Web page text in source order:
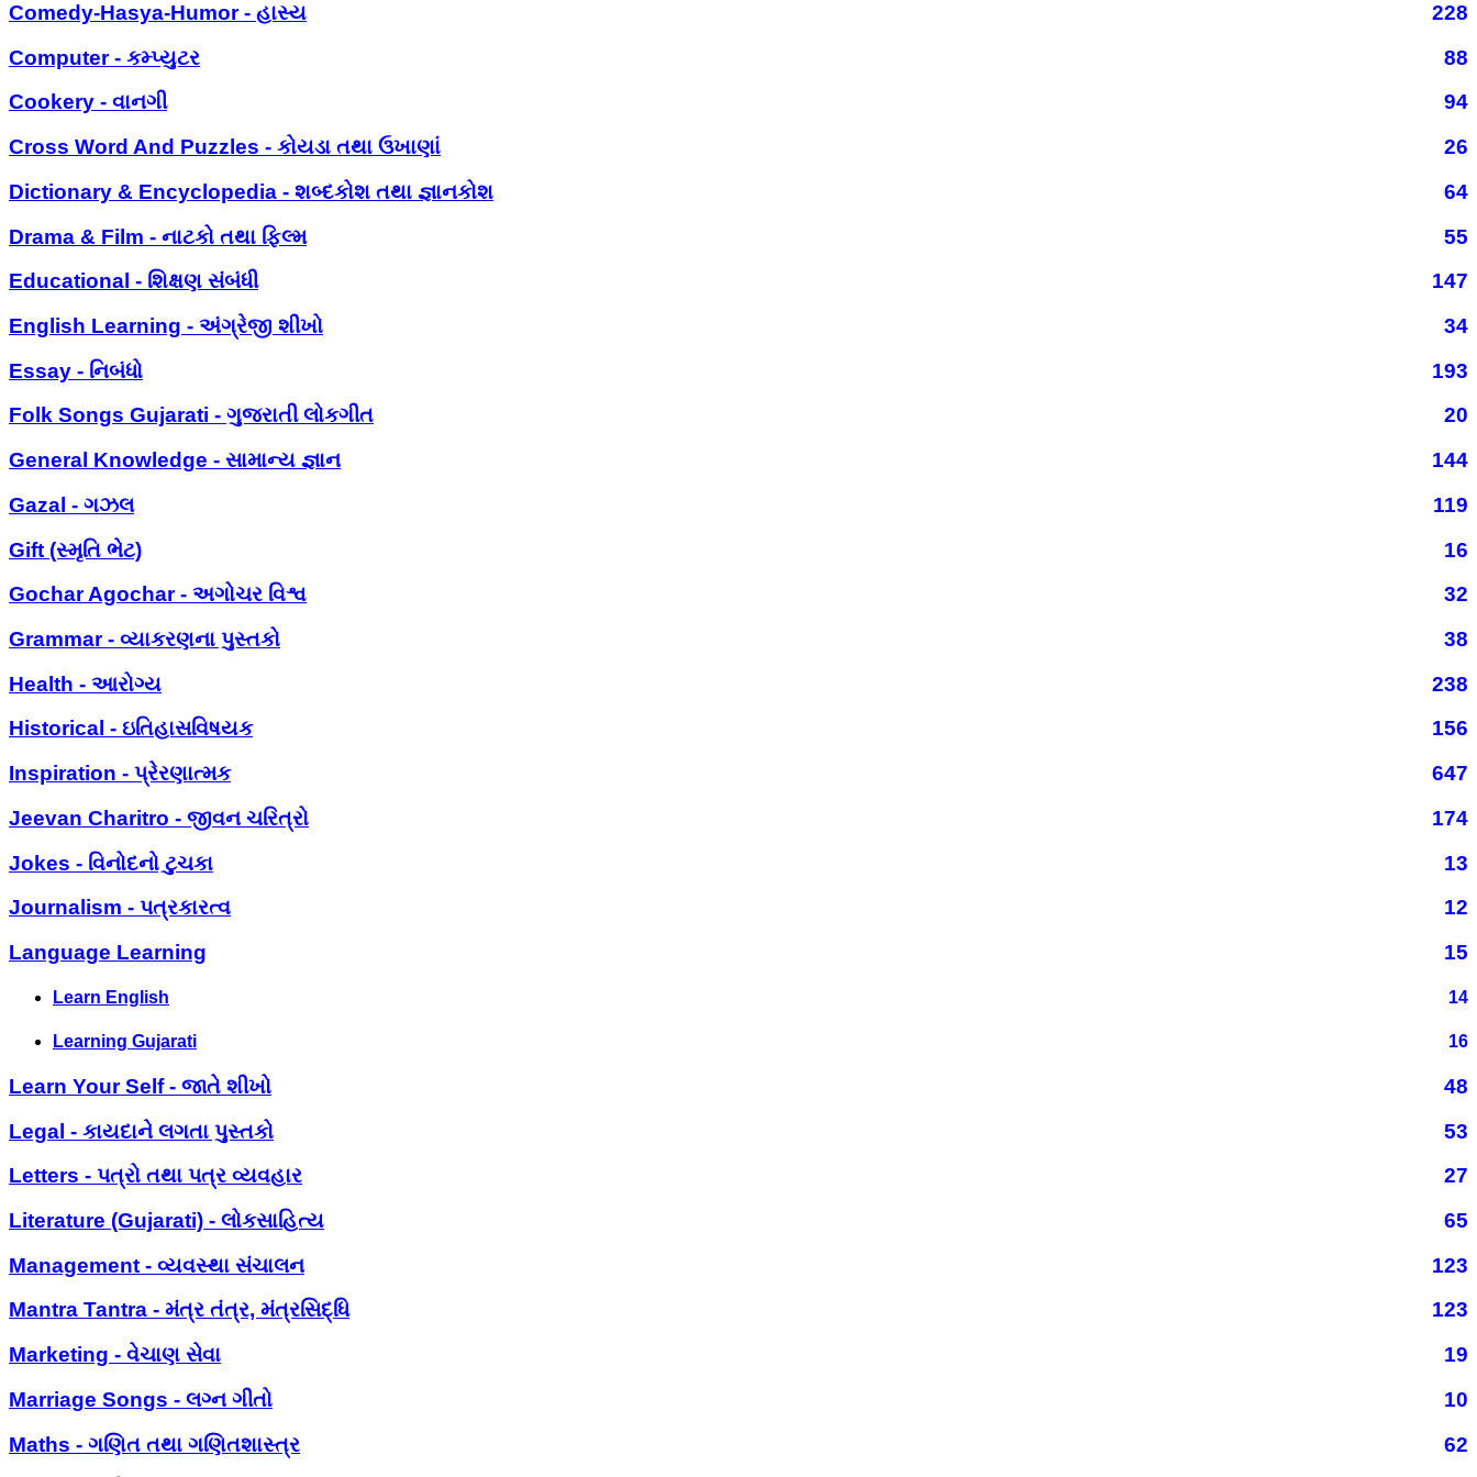
Comedy-Hasya-Humor - હાસ્ય
228
Computer - કમ્પ્યુટર
88
Cookery - વાનગી
94
Cross Word And Puzzles - કોયડા તથા ઉખાણાં
26
Dictionary & Encyclopedia - શબ્દકોશ તથા જ્ઞાનકોશ
64
Drama & Film - નાટકો તથા ફિલ્મ
55
Educational - શિક્ષણ સંબંધી
147
English Learning - અંગ્રેજી શીખો
34
Essay - નિબંધો
193
Folk Songs Gujarati - ગુજરાતી લોકગીત
20
General Knowledge - સામાન્ય જ્ઞાન
144
Gazal - ગઝલ
119
Gift (સ્મૃતિ ભેટ)
16
Gochar Agochar - અગોચર વિશ્વ
32
Grammar - વ્યાકરણના પુસ્તકો
38
Health - આરોગ્ય
238
Historical - ઇતિહાસવિષયક
156
Inspiration - પ્રેરણાત્મક
647
Jeevan Charitro - જીવન ચરિત્રો
174
Jokes - વિનોદનો ટુચકા
13
Journalism - પત્રકારત્વ
12
Language Learning
15
Learn English 14
Learning Gujarati 16
Learn Your Self - જાતે શીખો
48
Legal - કાયદાને લગતા પુસ્તકો
53
Letters - પત્રો તથા પત્ર વ્યવહાર
27
Literature (Gujarati) - લોકસાહિત્ય
65
Management - વ્યવસ્થા સંચાલન
123
Mantra Tantra - મંત્ર તંત્ર, મંત્રસિદ્ધિ
123
Marketing - વેચાણ સેવા
19
Marriage Songs - લગ્ન ગીતો
10
Maths - ગણિત તથા ગણિતશાસ્ત્ર
62